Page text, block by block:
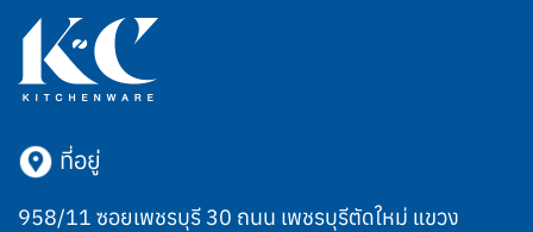
ที่อยู่
958/11 ซอยเพชรบุรี 30 ถนน เพชรบุรีตัดใหม่ แขวง